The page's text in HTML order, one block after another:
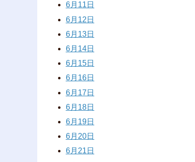
6月11日
6月12日
6月13日
6月14日
6月15日
6月16日
6月17日
6月18日
6月19日
6月20日
6月21日